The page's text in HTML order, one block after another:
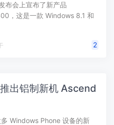
布会上宣布了新产品
，这是一款 Windows 8.1 和
2
出铝制新机 Ascend
Windows Phone 设备的新